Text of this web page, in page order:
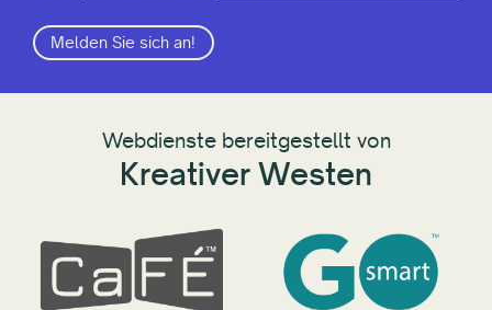
Melden Sie sich an!
Webdienste bereitgestellt von
Kreativer Westen